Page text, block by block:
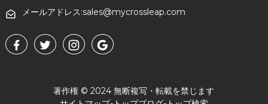
メールアドレス:sales@mycrossleap.com
著作権 © 2024 無断複写・転載を禁じます